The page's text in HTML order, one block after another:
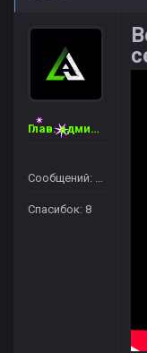
Глав. администратор
Сообщений: 46
Спасибок: 8